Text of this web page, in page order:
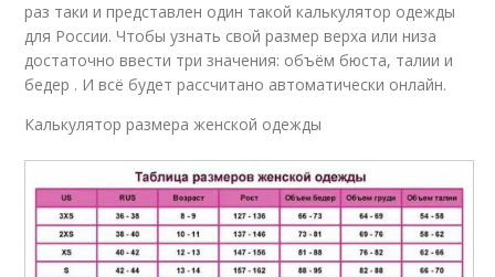
раз таки и представлен один такой калькулятор одежды
для России. Чтобы узнать свой размер верха или низа
достаточно ввести три значения: объём бюста, талии и
бедер . И всё будет рассчитано автоматически онлайн.
Калькулятор размера женской одежды